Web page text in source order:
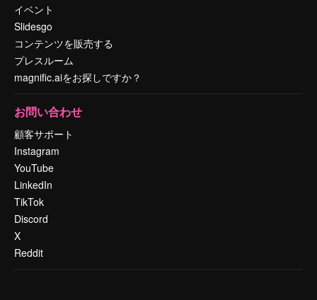
イベント
Slidesgo
コンテンツを販売する
プレスルーム
magnific.aiをお探しですか？
お問い合わせ
顧客サポート
Instagram
YouTube
LinkedIn
TikTok
Discord
X
Reddit